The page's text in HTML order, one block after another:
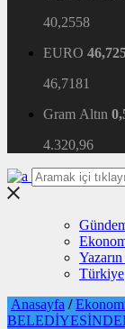
40,2558
EURO
46,7181
Gram Altın
4.320,96
Türkiye
Anasayfa /